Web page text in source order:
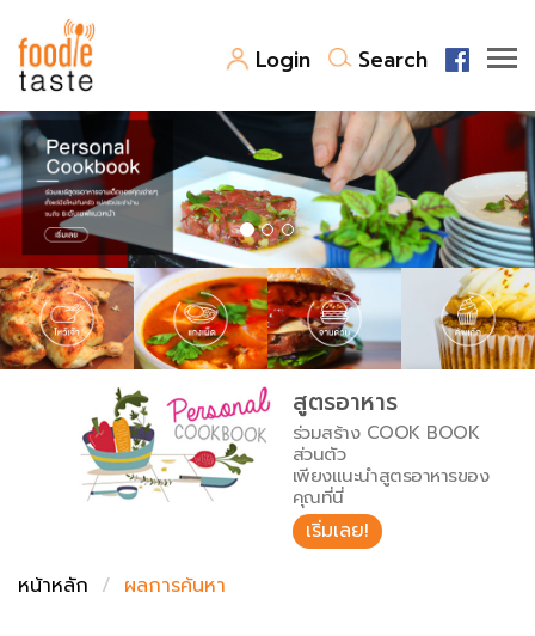
Login Search
สูตรอาหาร
สูตรอาหารล่าสุด
Top Foodie
พาไปชิม
สารพันก้นครัว
เคล็ดลับน่ารู้
เปรียบเทียบหน่วยการตวง
เปรียบเทียบอุณหภูมิ
เปรียบเทียบน้ำหนักวัตถุดิบ
FoodPedia
สร้าง Cookbook
สูตรอาหาร
ร่วมสร้าง COOK BOOK
ส่วนตัว
เพียงแนะนำสูตรอาหารของ
คุณที่นี่
เริ่มเลย!
หน้าหลัก
ผลการค้นหา